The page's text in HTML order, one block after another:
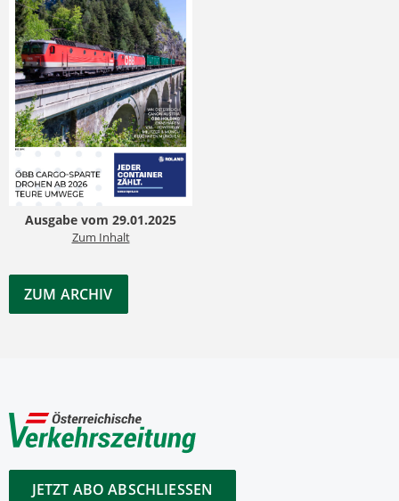
Ausgabe vom 29.01.2025
Zum Inhalt
ZUM ARCHIV
JETZT ABO ABSCHLIESSEN